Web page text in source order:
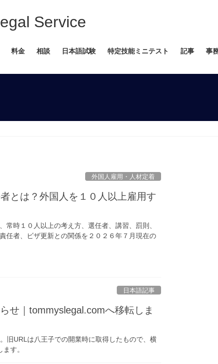
Service
料金 相談 日本語試験 特定技能ミニテスト 記事 事
外国人雇用・人材定着
とは？外国人を１０人以上雇用す
常時１０人以上の考え方、選任者、講習、罰則、
任者、ビザ更新との関係を２０２６年７月現在の
日本語記事
せ｜tommyslegal.comへ移転しま
旧URLは八王子での開業時に取得したもので、横
す。